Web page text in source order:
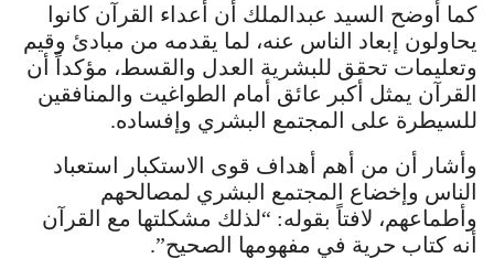
كما أوضح السيد عبدالملك أن أعداء القرآن كانوا
يحاولون إبعاد الناس عنه، لما يقدمه من مبادئ وقيم
وتعليمات تحقق للبشرية العدل والقسط، مؤكداً أن
القرآن يمثل أكبر عائق أمام الطواغيت والمنافقين
للسيطرة على المجتمع البشري وإفساده.
وأشار أن من أهم أهداف قوى الاستكبار استعباد
الناس وإخضاع المجتمع البشري لمصالحهم
وأطماعهم، لافتاً بقوله: “لذلك مشكلتها مع القرآن
أنه كتاب حرية في مفهومها الصحيح”.